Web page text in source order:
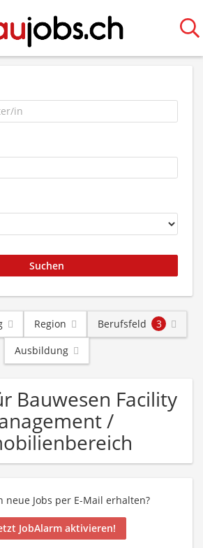
Region Berufsfeld
3
Ausbildung
Bauwesen Facility
/
neue Jobs per E-Mail erhalten?
JobAlarm aktivieren!